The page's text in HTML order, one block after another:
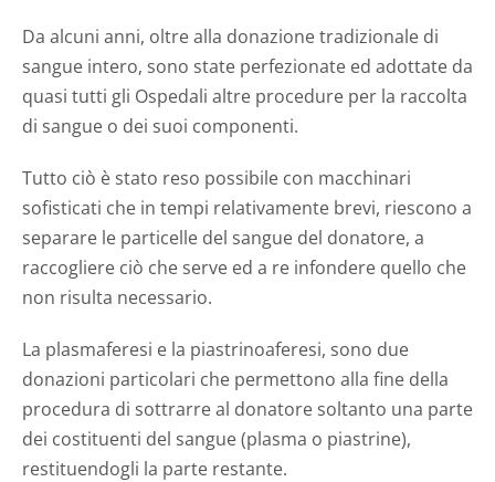
Da alcuni anni, oltre alla donazione tradizionale di
sangue intero, sono state perfezionate ed adottate da
quasi tutti gli Ospedali altre procedure per la raccolta
di sangue o dei suoi componenti.
Tutto ciò è stato reso possibile con macchinari
sofisticati che in tempi relativamente brevi, riescono a
separare le particelle del sangue del donatore, a
raccogliere ciò che serve ed a re infondere quello che
non risulta necessario.
La plasmaferesi e la piastrinoaferesi, sono due
donazioni particolari che permettono alla fine della
procedura di sottrarre al donatore soltanto una parte
dei costituenti del sangue (plasma o piastrine),
restituendogli la parte restante.